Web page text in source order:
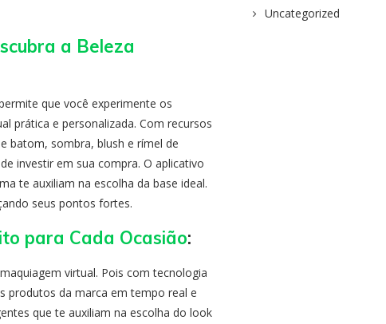
a Beleza
que você experimente os
prática e personalizada. Com recursos
batom, sombra, blush e rímel de
investir em sua compra. O aplicativo
te auxiliam na escolha da base ideal.
seus pontos fortes.
para Cada Ocasião:
virtual. Pois com tecnologia
produtos da marca em tempo real e
que te auxiliam na escolha do look
Uncategorized